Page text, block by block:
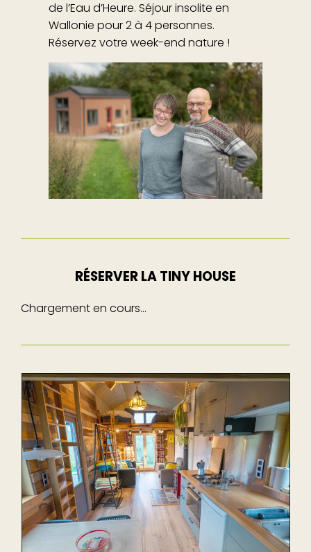
de l’Eau d’Heure. Séjour insolite en
Wallonie pour 2 à 4 personnes.
Réservez votre week-end nature !
RÉSERVER LA TINY HOUSE
Chargement en cours…